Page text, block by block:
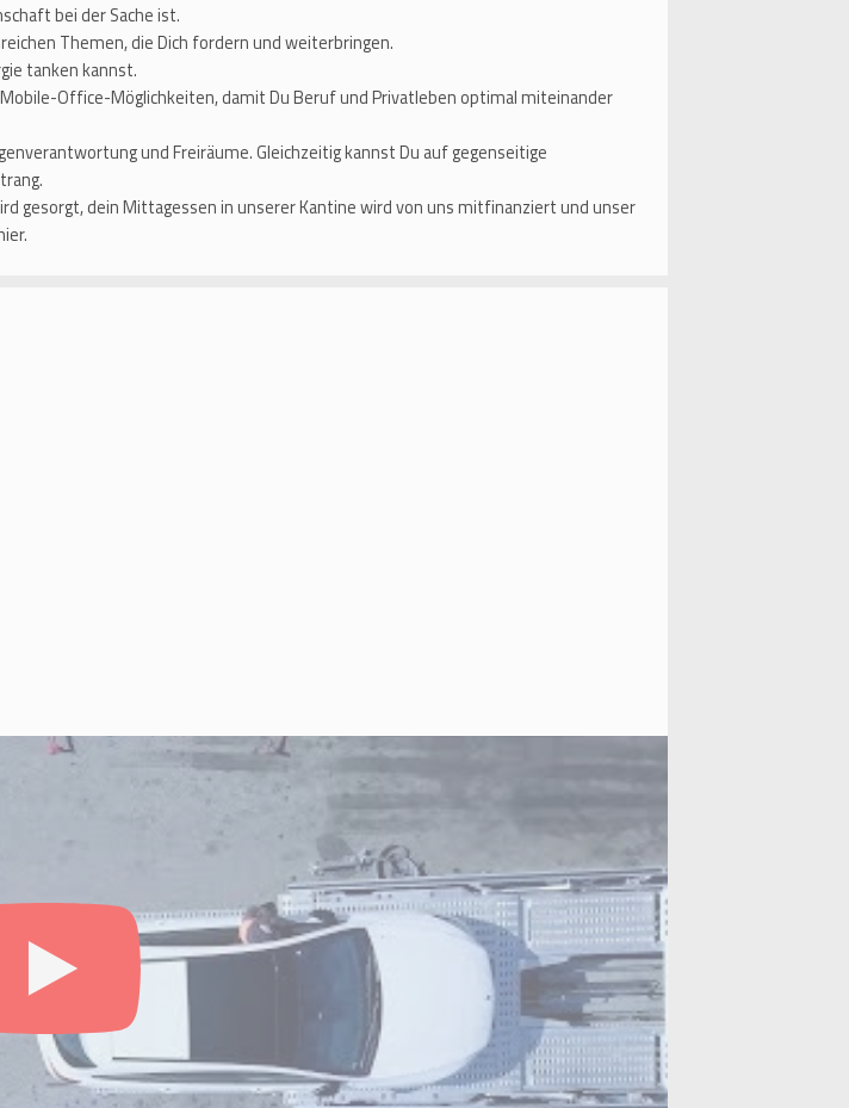
bei der Sache ist.
Themen, die Dich fordern und weiterbringen.
tanken kannst.
Office-Möglichkeiten, damit Du Beruf und Privatleben optimal miteinander
und Freiräume. Gleichzeitig kannst Du auf gegenseitige
gesorgt, dein Mittagessen in unserer Kantine wird von uns mitfinanziert und unser